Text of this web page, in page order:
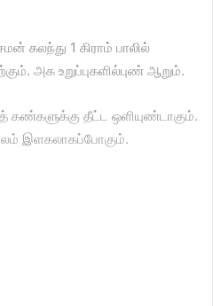
கலந்து 1 கிராம் பாலில்
அக உறுப்புகளில்புண் ஆறும்.
கண்களுக்கு தீட்ட ஒளியுண்டாகும்.
இளகலாகப்போகும்.